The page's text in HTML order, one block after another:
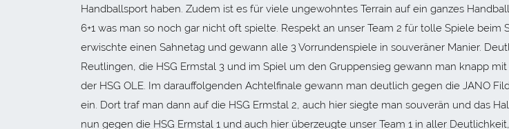
Handballsport haben. Zudem ist es für viele ungewohntes Terrain auf ein ganzes
6+1 was man so noch gar nicht oft spielte. Respekt an unser Team 2 für tolle Spiele beim
erwischte einen Sahnetag und gewann alle 3 Vorrundenspiele in souveräner Manier.
Reutlingen, die HSG Ermstal 3 und im Spiel um den Gruppensieg gewann man knapp
der HSG OLE. Im darauffolgenden Achtelfinale gewann man deutlich gegen die JANO
ein. Dort traf man dann auf die HSG Ermstal 2, auch hier siegte man souverän und das
nun gegen die HSG Ermstal 1 und auch hier überzeugte unser Team 1 in aller